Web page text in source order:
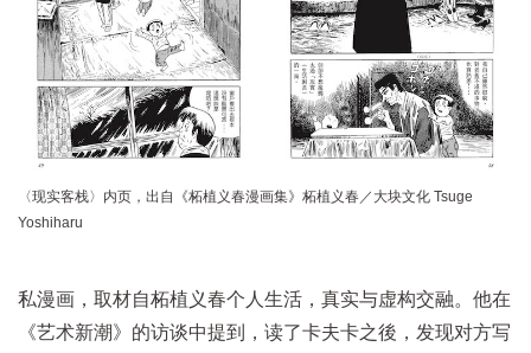
〈现实客栈〉内页，出自《柘植义春漫画集》柘植义春／大块文化 Tsuge
Yoshiharu
私漫画，取材自柘植义春个人生活，真实与虚构交融。他在
《艺术新潮》的访谈中提到，读了卡夫卡之後，发现对方写